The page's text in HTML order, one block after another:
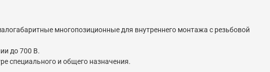
многопозиционные для внутреннего монтажа с резьбовой
до 700 В.
специального и общего назначения.